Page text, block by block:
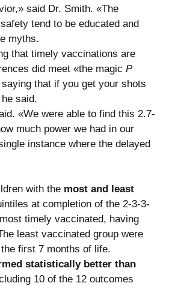
said Dr. Smith. «The
tend to be educated and
myths.
that timely vaccinations are
did meet «the magic P
that if you get your shots
said.
«We were able to find this 2.7-
much power we had in our
instance where the delayed
with the most and least
at completion of the 2-3-3-
timely vaccinated, having
least vaccinated group were
first 7 months of life.
statistically better than
10 of the 12 outcomes